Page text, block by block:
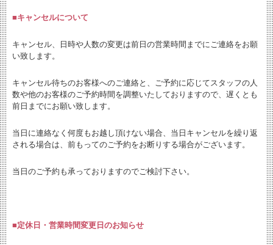
■キャンセルについて
キャンセル、日時や人数の変更は前日の営業時間までにご連絡をお願
い致します。
キャンセル待ちのお客様へのご連絡と、 ご予約に応じてスタッフの人
数や他のお客様のご予約時間を調整いたしておりますので、遅くとも
前日までにお願い致します。
当日に連絡なく何度もお越し頂けない場合、当日キャンセルを繰り返
される場合は、前もってのご予約をお断りする場合がございます。
当日のご予約も承っておりますのでご検討下さい。
■定休日・営業時間変更日のお知らせ